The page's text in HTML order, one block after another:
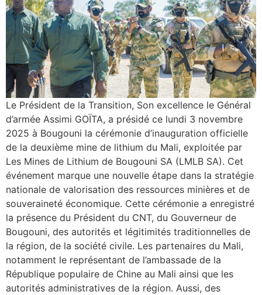
Le Président de la Transition, Son excellence le Général
d’armée Assimi GOÏTA, a présidé ce lundi 3 novembre
2025 à Bougouni la cérémonie d’inauguration officielle
de la deuxième mine de lithium du Mali, exploitée par
Les Mines de Lithium de Bougouni SA (LMLB SA). Cet
événement marque une nouvelle étape dans la stratégie
nationale de valorisation des ressources minières et de
souveraineté économique. Cette cérémonie a enregistré
la présence du Président du CNT, du Gouverneur de
Bougouni, des autorités et légitimités traditionnelles de
la région, de la société civile. Les partenaires du Mali,
notamment le représentant de l’ambassade de la
République populaire de Chine au Mali ainsi que les
autorités administratives de la région. Aussi, des